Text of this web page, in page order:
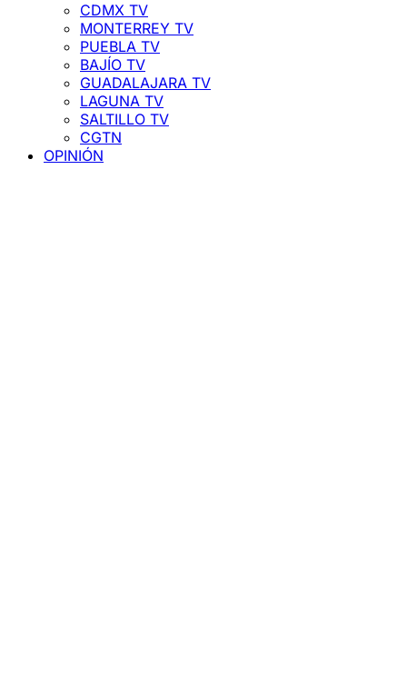
CDMX TV
MONTERREY TV
PUEBLA TV
BAJÍO TV
GUADALAJARA TV
LAGUNA TV
SALTILLO TV
CGTN
OPINIÓN